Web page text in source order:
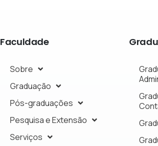
Faculdade
Sobre
Graduação
Pós-graduações
Pesquisa e Extensão
Serviços